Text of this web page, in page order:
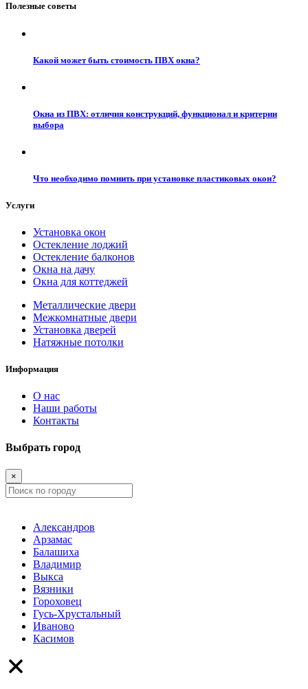
Полезные советы
Какой может быть стоимость ПВХ окна?
Окна из ПВХ: отличия конструкций, функционал и критерии
выбора
Что необходимо помнить при установке пластиковых окон?
Услуги
Установка окон
Остекление лоджий
Остекление балконов
Окна на дачу
Окна для коттеджей
Металлические двери
Межкомнатные двери
Установка дверей
Натяжные потолки
Информация
О нас
Наши работы
Контакты
Выбрать город
×
Александров
Арзамас
Балашиха
Владимир
Выкса
Вязники
Гороховец
Гусь-Хрустальный
Иваново
Касимов